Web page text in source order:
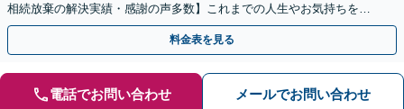
相続放棄の解決実績・感謝の声多数】これまでの人生やお気持ちを汲
み取り、想いに寄り添った解決方法を提案します。
料金表を見る
電話でお問い合わせ メールでお問い合わせ